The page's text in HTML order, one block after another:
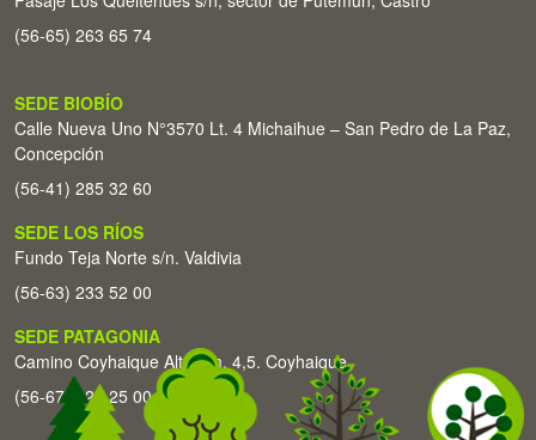
(56-65) 263 65 74
SEDE BIOBÍO
Calle Nueva Uno N°3570 Lt. 4 Michaihue – San Pedro de La Paz,
Concepción
(56-41) 285 32 60
SEDE LOS RÍOS
Fundo Teja Norte s/n. Valdivia
(56-63) 233 52 00
SEDE PATAGONIA
Camino Coyhaique Alto Km. 4,5. Coyhaique
(56-67) 226 25 00